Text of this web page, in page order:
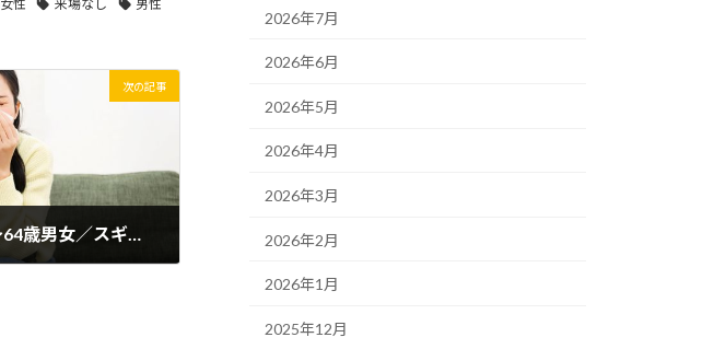
女性 来場なし 男性
次の記事
【1月実施＠東京】25～64歳男女／スギ花粉にお悩みの方★健康食品モニター
2026年7月
2026年6月
2026年5月
2026年4月
2026年3月
2026年2月
2026年1月
2025年12月